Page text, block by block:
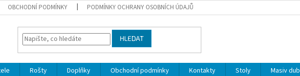
OBCHODNÍ PODMÍNKY PODMÍNKY OCHRANY OSOBNÍCH ÚDAJŮ
HLEDAT
Rošty Doplňky Obchodní podmínky Kontakty Stoly
Masiv dub